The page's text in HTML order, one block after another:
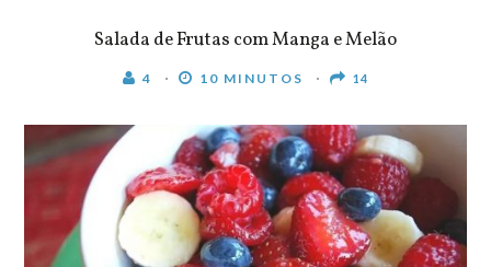
Salada de Frutas com Manga e Melão
4 10 MINUTOS 14